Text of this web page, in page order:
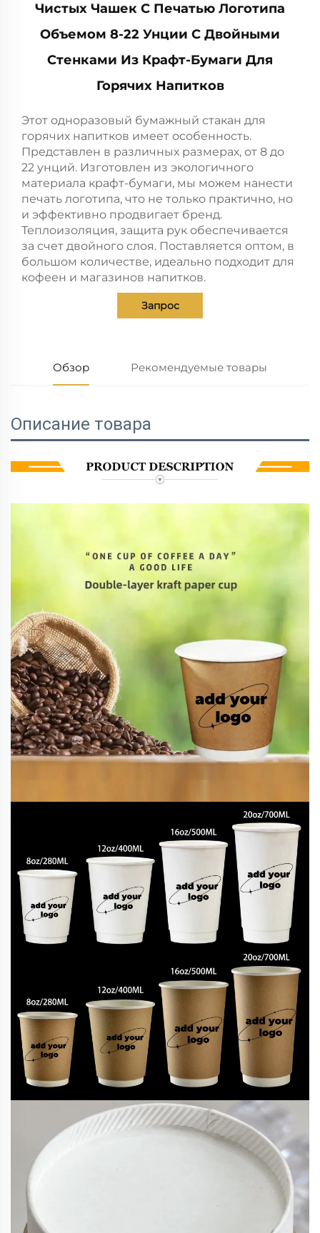
Чистых Чашек С Печатью Логотипа
Объемом 8-22 Унции С Двойными
Стенками Из Крафт-Бумаги Для
Горячих Напитков
Этот одноразовый бумажный стакан для
горячих напитков имеет особенность.
Представлен в различных размерах, от 8 до
22 унций. Изготовлен из экологичного
материала крафт-бумаги, мы можем нанести
печать логотипа, что не только практично, но
и эффективно продвигает бренд.
Теплоизоляция, защита рук обеспечивается
за счет двойного слоя. Поставляется оптом, в
большом количестве, идеально подходит для
кофеен и магазинов напитков.
Запрос
Обзор Рекомендуемые товары
Описание товара